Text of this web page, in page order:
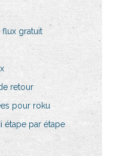
flux gratuit
retour
pour roku
étape par étape